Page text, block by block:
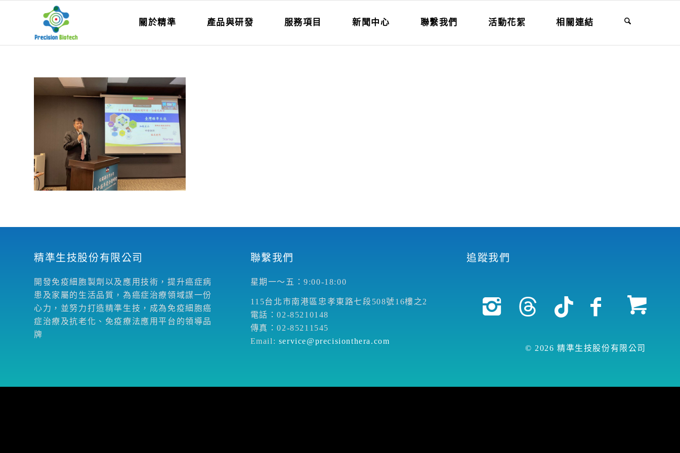
關於精準 產品與研發 服務項目 新聞中心 聯繫我們 活動花絮 相關連結
精準生技股份有限公司
開發免疫細胞製劑以及應用技術，提升癌症病
患及家屬的生活品質，為癌症治療領域謀一份
心力，並努力打造精準生技，成為免疫細胞癌
症治療及抗老化、免疫療法應用平台的領導品
牌
聯繫我們
星期一～五：9:00-18:00
115台北市南港區忠孝東路七段508號16樓之2
電話：02-85210148
傳真：02-85211545
Email: service@precisionthera.com
追蹤我們
© 2026 精準生技股份有限公司